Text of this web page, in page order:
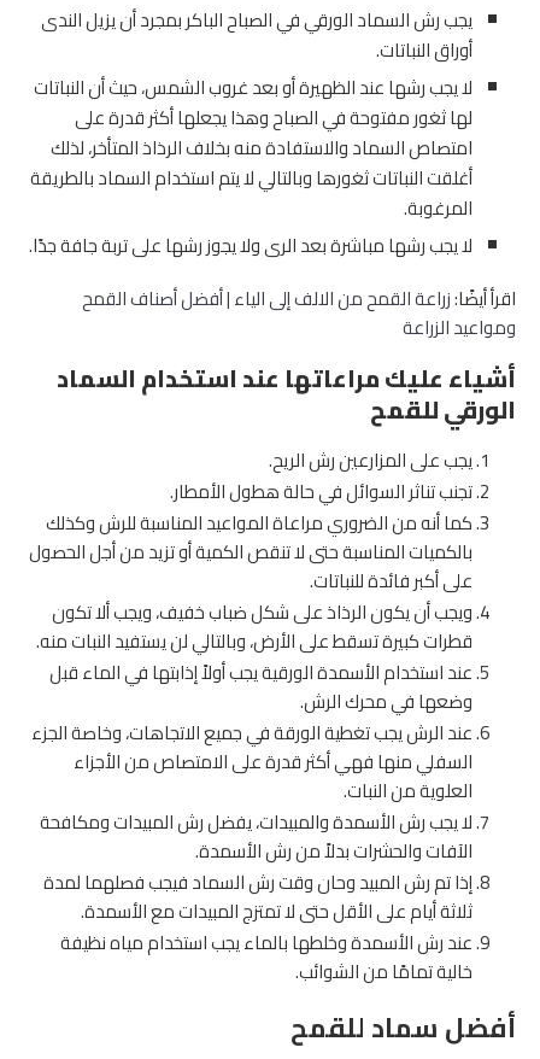
يجب رش السماد الورقي في الصباح الباكر بمجرد أن يزيل الندى
أوراق النباتات.
لا يجب رشها عند الظهيرة أو بعد غروب الشمس، حيث أن النباتات
لها ثغور مفتوحة في الصباح وهذا يجعلها أكثر قدرة على
امتصاص السماد والاستفادة منه بخلاف الرذاذ المتأخر، لذلك
أغلقت النباتات ثغورها وبالتالي لا يتم استخدام السماد بالطريقة
المرغوبة.
لا يجب رشها مباشرة بعد الرى ولا يجوز رشها على تربة جافة جدًا.
اقرأ أيضًا:زراعة القمح من الالف إلى الياء | أفضل أصناف القمح
ومواعيد الزراعة
أشياء عليك مراعاتها عند استخدام السماد
الورقي للقمح
يجب على المزارعين رش الريح.
تجنب تناثر السوائل في حالة هطول الأمطار.
كما أنه من الضروري مراعاة المواعيد المناسبة للرش وكذلك
بالكميات المناسبة حتى لا تنقص الكمية أو تزيد من أجل الحصول
على أكبر فائدة للنباتات.
ويجب أن يكون الرذاذ على شكل ضباب خفيف، ويجب ألا تكون
قطرات كبيرة تسقط على الأرض، وبالتالي لن يستفيد النبات منه.
عند استخدام الأسمدة الورقية يجب أولاً إذابتها في الماء قبل
وضعها في محرك الرش.
عند الرش يجب تغطية الورقة في جميع الاتجاهات، وخاصة الجزء
السفلي منها فهي أكثر قدرة على الامتصاص من الأجزاء
العلوية من النبات.
لا يجب رش الأسمدة والمبيدات، يفضل رش المبيدات ومكافحة
الآفات والحشرات بدلاً من رش الأسمدة.
إذا تم رش المبيد وحان وقت رش السماد فيجب فصلهما لمدة
ثلاثة أيام على الأقل حتى لا تمتزج المبيدات مع الأسمدة.
عند رش الأسمدة وخلطها بالماء يجب استخدام مياه نظيفة
خالية تمامًا من الشوائب.
أفضل سماد للقمح